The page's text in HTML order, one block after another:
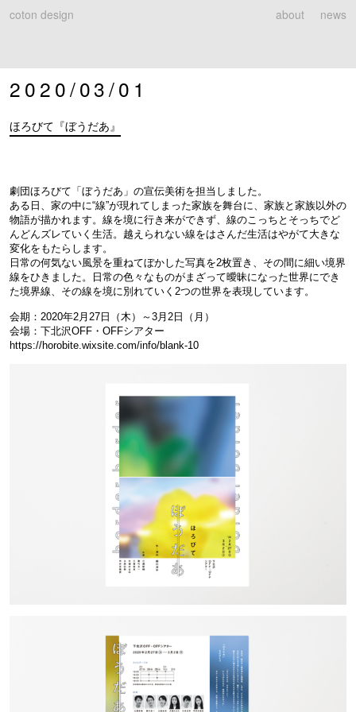
coton design news
about
2020/03/01
ほろびて『ぼうだあ』
劇団ほろびて「ぼうだあ」の宣伝美術を担当しました。
ある日、家の中に“線”が現れてしまった家族を舞台に、家族と家族以外の
物語が描かれます。線を境に行き来ができず、線のこっちとそっちでど
んどんズレていく生活。越えられない線をはさんだ生活はやがて大きな
変化をもたらします。
日常の何気ない風景を重ねてぼかした写真を2枚置き、その間に細い境界
線をひきました。日常の色々なものがまざって曖昧になった世界にでき
た境界線、その線を境に別れていく2つの世界を表現しています。
会期：2020年2月27日（木）～3月2日（月）
会場：下北沢OFF・OFFシアター
https://horobite.wixsite.com/info/blank-10